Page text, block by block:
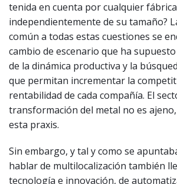
tenida en cuenta por cualquier
independientemente de su tamaño?
común a todas estas cuestiones se
cambio de escenario que ha
de la dinámica productiva y la
que permitan incrementar la
rentabilidad de cada compañía. El
transformación del metal no es
esta praxis.
Sin embargo, y tal y como se
hablar de multilocalización también
tecnología e innovación, de